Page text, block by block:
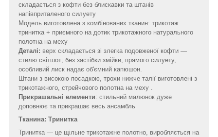
складається з кофти без блискавки та штанів
напівприталеного силуету
Модель виготовлена з комбінованих тканин: трикотаж
тринитка + приємного на дотик трикотажного натурального
полотна на меху
Деталі: верх складається зі злегка подовженої кофти —
стилю світшот; без застібки змійки, прямого силуету,
особливий лиск надає об'ємний капюшон.
Штани з високою посадкою, трохи нижче талії виготовлені з
трикотажного, стрейчового полотна на меху .
Прикрашальні елементи: стильний малюнок дуже
доповнює та прикрашає весь ансамбль
Тканина: Тринитка
Тринитка — це щільне трикотажне полотно, виробляється на